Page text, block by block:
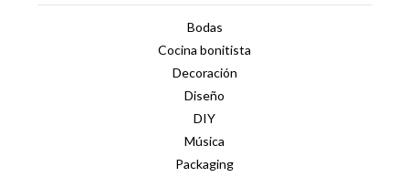
Bodas
Cocina bonitista
Decoración
Diseño
DIY
Música
Packaging